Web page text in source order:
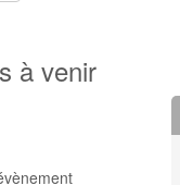
à venir